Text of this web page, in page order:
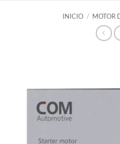
INICIO / MOTOR